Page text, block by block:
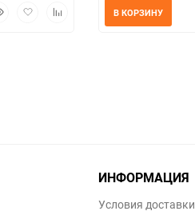
ДобавитьДобавить
В КОРЗИНУ
ИНФОРМАЦИЯ
Условия доставки